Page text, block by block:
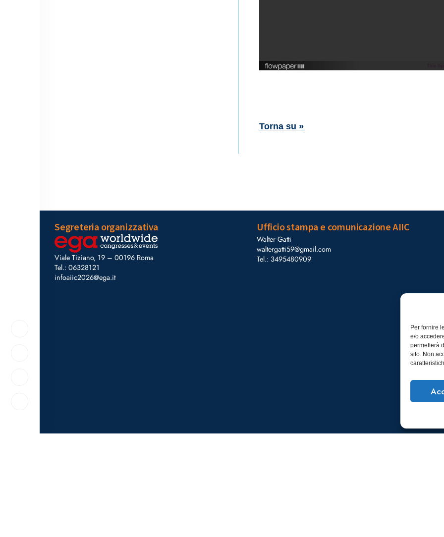
Per fornire
e/o
permetterà
sito. Non
Torna su »
Segreteria organizzativa
Viale Tiziano, 19 – 00196 Roma
Tel.: 06328121
infoaiic2026@ega.it
Ufficio stampa e comunicazione AIIC
Walter Gatti
waltergatti59@gmail.com
Tel.: 3495480909